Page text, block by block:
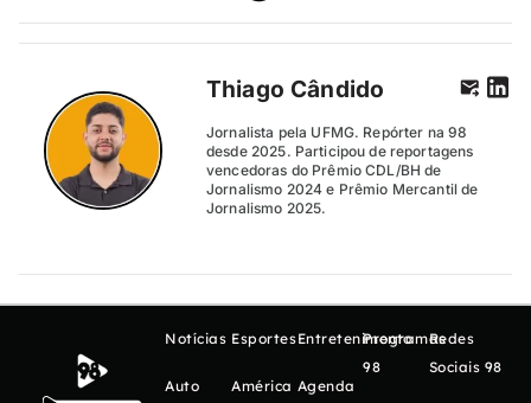
Thiago Cândido
Jornalista pela UFMG. Repórter na 98
desde 2025. Participou de reportagens
vencedoras do Prêmio CDL/BH de
Jornalismo 2024 e Prêmio Mercantil de
Jornalismo 2025.
Notícias
Auto
Esportes
América
Entretenimento
Agenda
Programas
98
Redes
Sociais 98